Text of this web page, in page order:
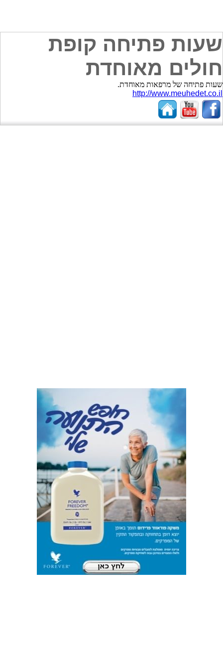
שעות פתיחה קופת
חולים מאוחדת
שעות פתיחה של מרפאות מאוחדת.
http://www.meuhedet.co.il